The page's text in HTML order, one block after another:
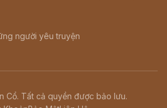
người yêu truyện
Cổ. Tất cả quyền được bảo lưu.